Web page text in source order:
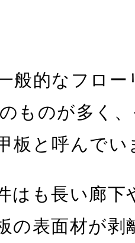
般的なフロ
ものが多く
板と呼んでい
はも長い廊下
の表面材が剥